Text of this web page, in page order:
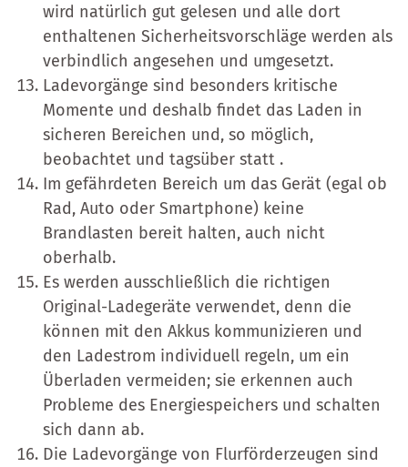
wird natürlich gut gelesen und alle dort
enthaltenen Sicherheitsvorschläge werden als
verbindlich angesehen und umgesetzt.
Ladevorgänge sind besonders kritische
Momente und deshalb findet das Laden in
sicheren Bereichen und, so möglich,
beobachtet und tagsüber statt .
Im gefährdeten Bereich um das Gerät (egal ob
Rad, Auto oder Smartphone) keine
Brandlasten bereit halten, auch nicht
oberhalb.
Es werden ausschließlich die richtigen
Original-Ladegeräte verwendet, denn die
können mit den Akkus kommunizieren und
den Ladestrom individuell regeln, um ein
Überladen vermeiden; sie erkennen auch
Probleme des Energiespeichers und schalten
sich dann ab.
Die Ladevorgänge von Flurförderzeugen sind